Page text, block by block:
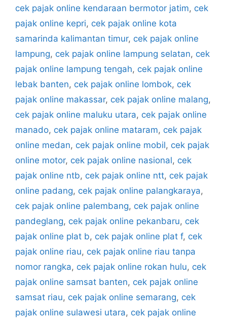
cek pajak online kendaraan bermotor jatim, cek
pajak online kepri, cek pajak online kota
samarinda kalimantan timur, cek pajak online
lampung, cek pajak online lampung selatan, cek
pajak online lampung tengah, cek pajak online
lebak banten, cek pajak online lombok, cek
pajak online makassar, cek pajak online malang,
cek pajak online maluku utara, cek pajak online
manado, cek pajak online mataram, cek pajak
online medan, cek pajak online mobil, cek pajak
online motor, cek pajak online nasional, cek
pajak online ntb, cek pajak online ntt, cek pajak
online padang, cek pajak online palangkaraya,
cek pajak online palembang, cek pajak online
pandeglang, cek pajak online pekanbaru, cek
pajak online plat b, cek pajak online plat f, cek
pajak online riau, cek pajak online riau tanpa
nomor rangka, cek pajak online rokan hulu, cek
pajak online samsat banten, cek pajak online
samsat riau, cek pajak online semarang, cek
pajak online sulawesi utara, cek pajak online